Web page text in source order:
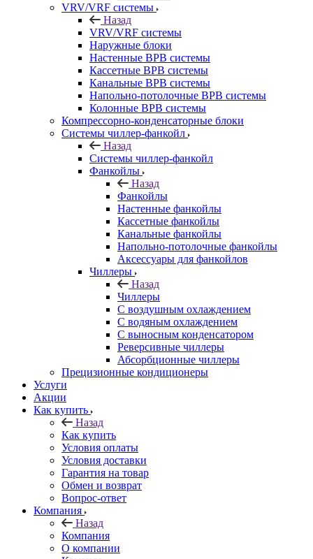
VRV/VRF системы
Назад
VRV/VRF системы
Наружные блоки
Настенные ВРВ системы
Кассетные ВРВ системы
Канальные ВРВ системы
Напольно-потолочные ВРВ системы
Колонные ВРВ системы
Компрессорно-конденсаторные блоки
Системы чиллер-фанкойл
Назад
Системы чиллер-фанкойл
Фанкойлы
Назад
Фанкойлы
Настенные фанкойлы
Кассетные фанкойлы
Канальные фанкойлы
Напольно-потолочные фанкойлы
Аксессуары для фанкойлов
Чиллеры
Назад
Чиллеры
С воздушным охлаждением
С водяным охлаждением
С выносным конденсатором
Реверсивные чиллеры
Абсорбционные чиллеры
Прецизионные кондиционеры
Услуги
Акции
Как купить
Назад
Как купить
Условия оплаты
Условия доставки
Гарантия на товар
Обмен и возврат
Вопрос-ответ
Компания
Назад
Компания
О компании